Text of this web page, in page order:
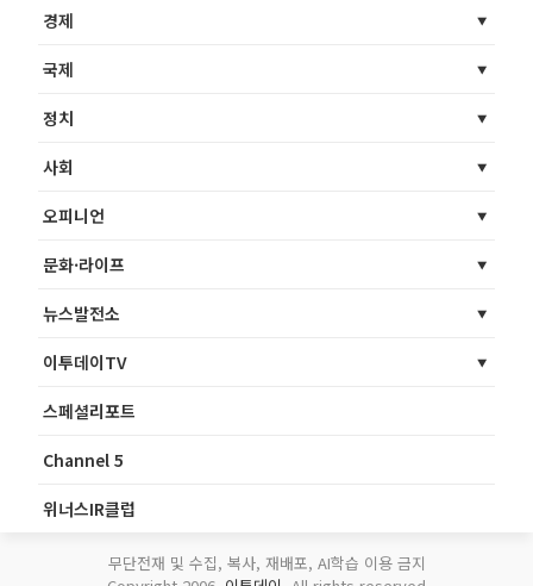
경제
국제
정치
사회
오피니언
문화·라이프
뉴스발전소
이투데이TV
스페셜리포트
Channel 5
위너스IR클럽
무단전재 및 수집, 복사, 재배포, AI학습 이용 금지